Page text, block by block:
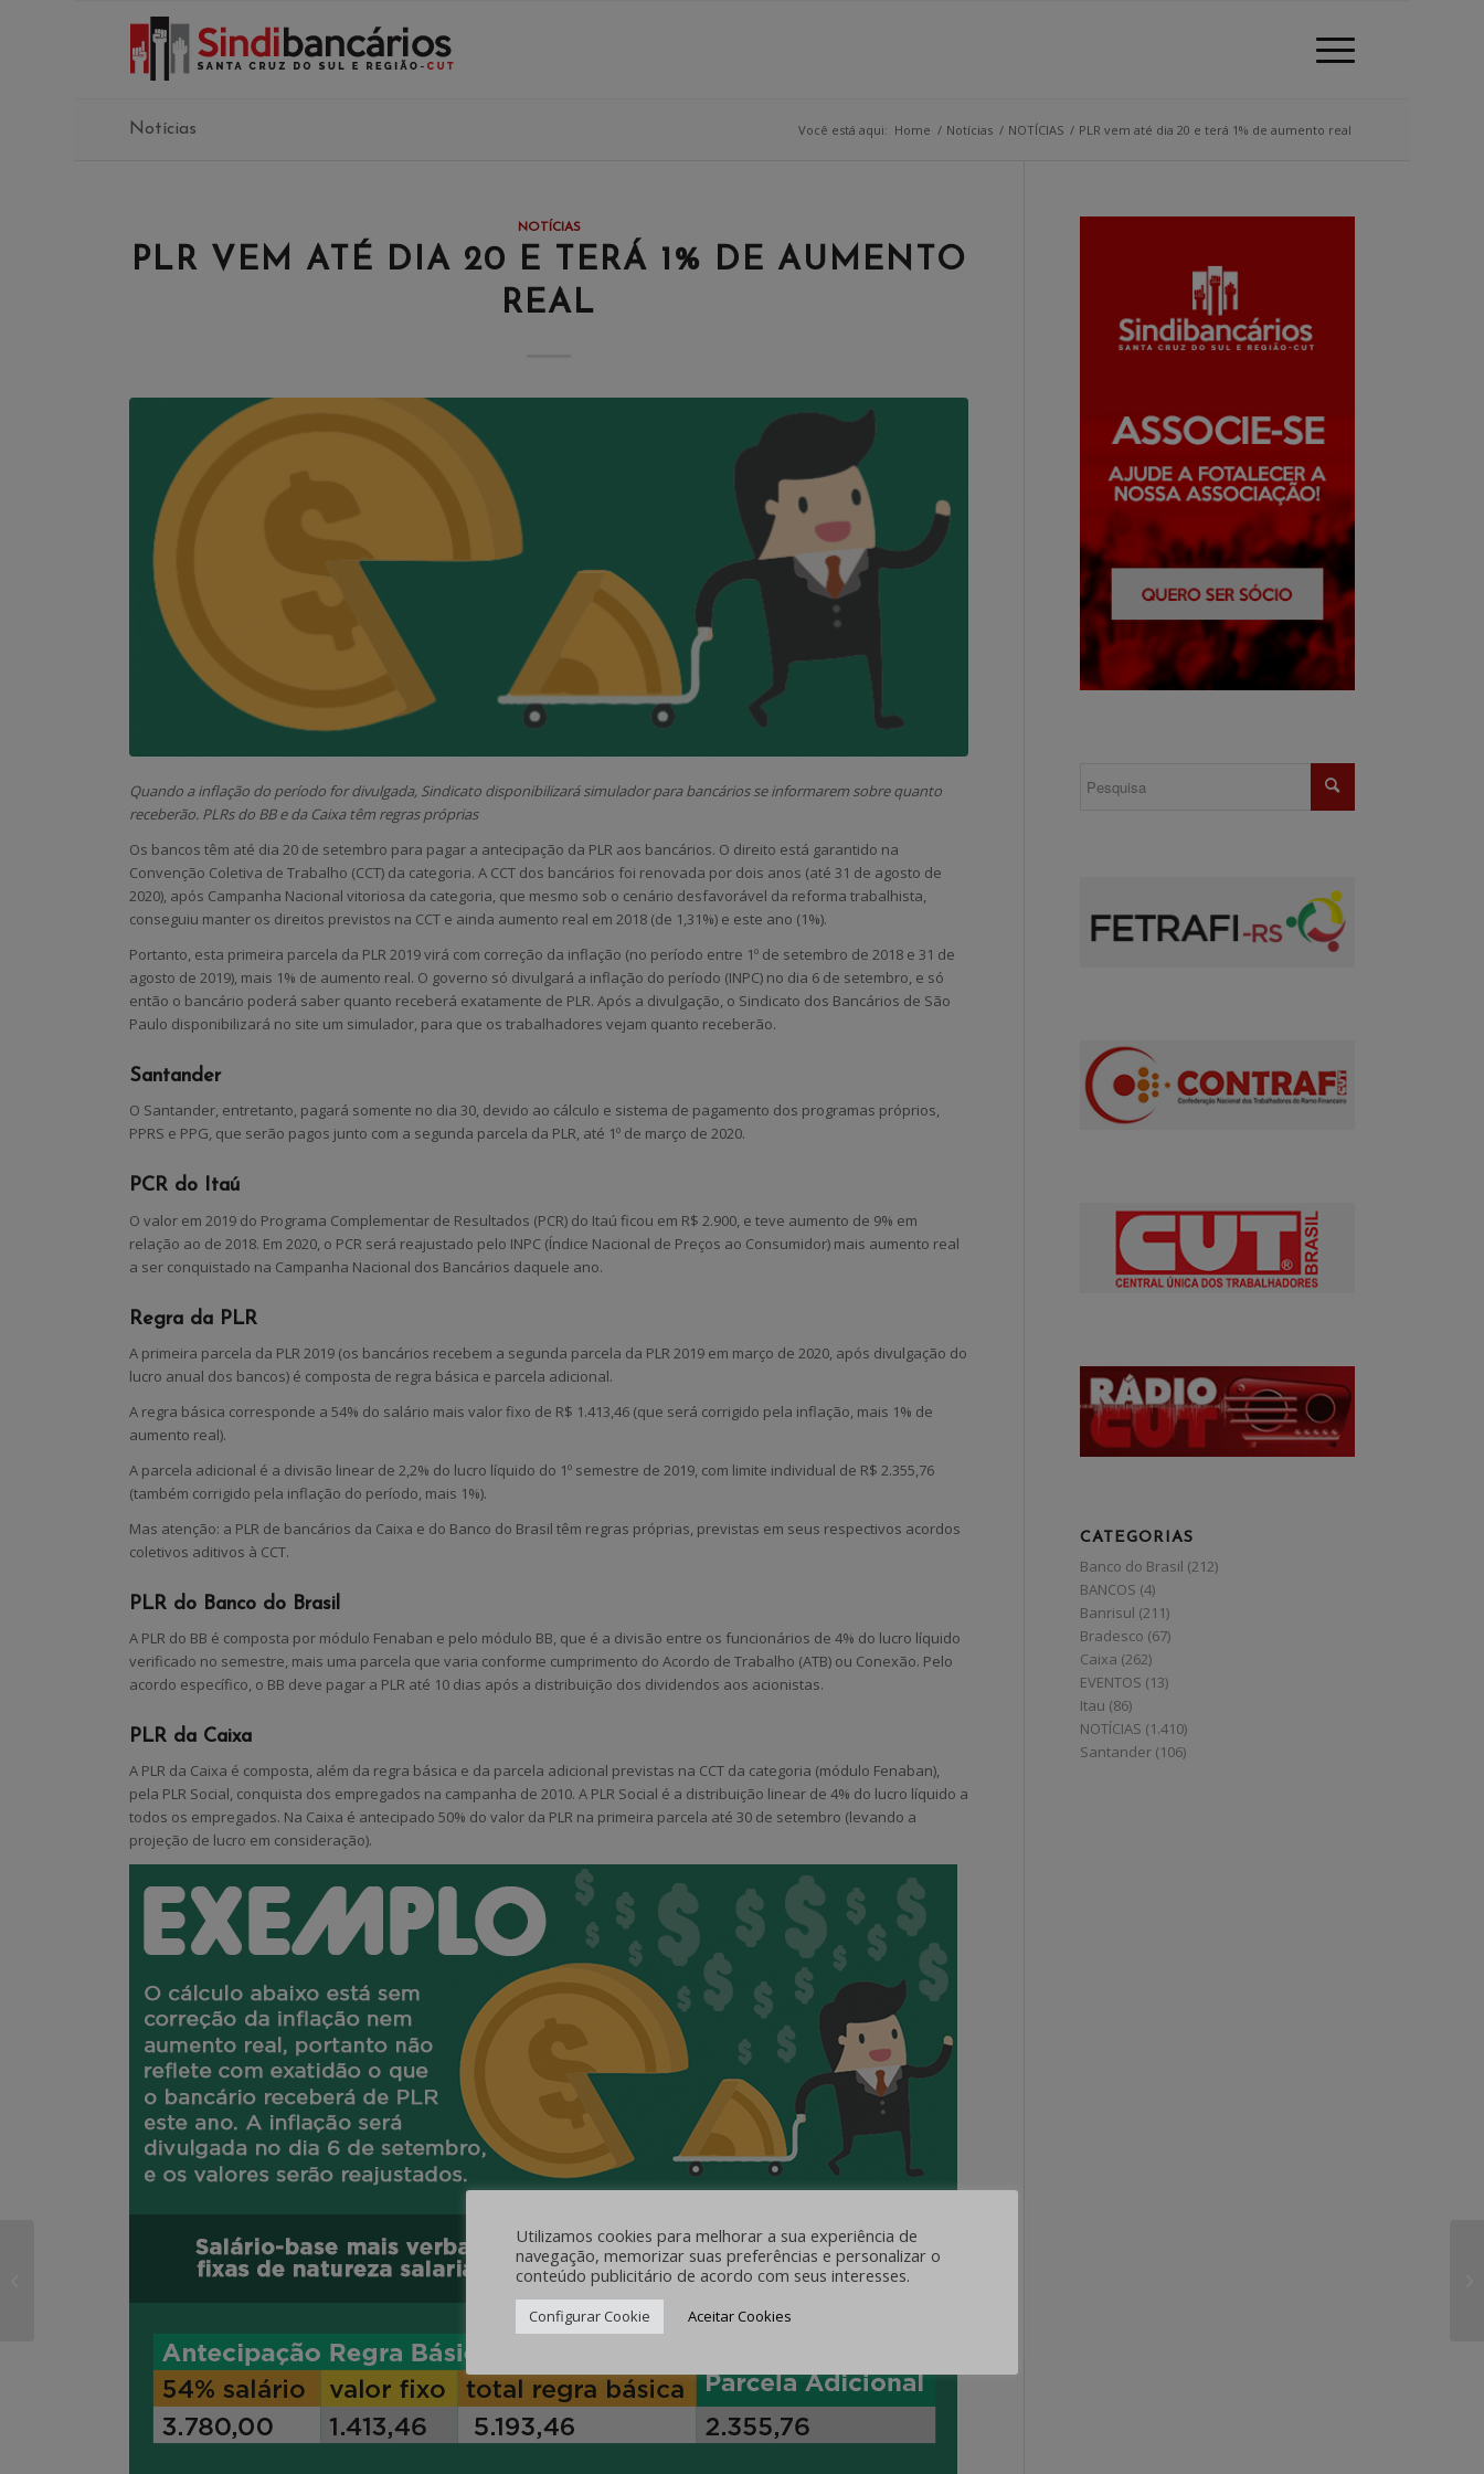
Notícias Você está aqui: Home / Notícias / NOTÍCIAS / PLR vem até dia 20 e terá 1% de aumento real
NOTÍCIAS
PLR VEM ATÉ DIA 20 E TERÁ 1% DE AUMENTO
REAL
Quando a inflação do período for divulgada, Sindicato disponibilizará simulador para bancários se informarem sobre quanto
receberão. PLRs do BB e da Caixa têm regras próprias
Os bancos têm até dia 20 de setembro para pagar a antecipação da PLR aos bancários. O direito está garantido na
Convenção Coletiva de Trabalho (CCT) da categoria. A CCT dos bancários foi renovada por dois anos (até 31 de agosto de
2020), após Campanha Nacional vitoriosa da categoria, que mesmo sob o cenário desfavorável da reforma trabalhista,
conseguiu manter os direitos previstos na CCT e ainda aumento real em 2018 (de 1,31%) e este ano (1%).
Portanto, esta primeira parcela da PLR 2019 virá com correção da inflação (no período entre 1º de setembro de 2018 e 31 de
agosto de 2019), mais 1% de aumento real. O governo só divulgará a inflação do período (INPC) no dia 6 de setembro, e só
então o bancário poderá saber quanto receberá exatamente de PLR. Após a divulgação, o Sindicato dos Bancários de São
Paulo disponibilizará no site um simulador, para que os trabalhadores vejam quanto receberão.
Santander
O Santander, entretanto, pagará somente no dia 30, devido ao cálculo e sistema de pagamento dos programas próprios,
PPRS e PPG, que serão pagos junto com a segunda parcela da PLR, até 1º de março de 2020.
PCR do Itaú
O valor em 2019 do Programa Complementar de Resultados (PCR) do Itaú ficou em R$ 2.900, e teve aumento de 9% em
relação ao de 2018. Em 2020, o PCR será reajustado pelo INPC (Índice Nacional de Preços ao Consumidor) mais aumento real
a ser conquistado na Campanha Nacional dos Bancários daquele ano.
Regra da PLR
A primeira parcela da PLR 2019 (os bancários recebem a segunda parcela da PLR 2019 em março de 2020, após divulgação do
lucro anual dos bancos) é composta de regra básica e parcela adicional.
A regra básica corresponde a 54% do salário mais valor fixo de R$ 1.413,46 (que será corrigido pela inflação, mais 1% de
aumento real).
A parcela adicional é a divisão linear de 2,2% do lucro líquido do 1º semestre de 2019, com limite individual de R$ 2.355,76
(também corrigido pela inflação do período, mais 1%).
Mas atenção: a PLR de bancários da Caixa e do Banco do Brasil têm regras próprias, previstas em seus respectivos acordos
coletivos aditivos à CCT.
PLR do Banco do Brasil
A PLR do BB é composta por módulo Fenaban e pelo módulo BB, que é a divisão entre os funcionários de 4% do lucro líquido
verificado no semestre, mais uma parcela que varia conforme cumprimento do Acordo de Trabalho (ATB) ou Conexão. Pelo
acordo específico, o BB deve pagar a PLR até 10 dias após a distribuição dos dividendos aos acionistas.
PLR da Caixa
A PLR da Caixa é composta, além da regra básica e da parcela adicional previstas na CCT da categoria (módulo Fenaban),
pela PLR Social, conquista dos empregados na campanha de 2010. A PLR Social é a distribuição linear de 4% do lucro líquido a
todos os empregados. Na Caixa é antecipado 50% do valor da PLR na primeira parcela até 30 de setembro (levando a
projeção de lucro em consideração).
CATEGORIAS
Banco do Brasil (212)
BANCOS (4)
Banrisul (211)
Bradesco (67)
Caixa (262)
EVENTOS (13)
Itau (86)
NOTÍCIAS (1.410)
Santander (106)
Utilizamos cookies para melhorar a sua experiência de
navegação, memorizar suas preferências e personalizar o
conteúdo publicitário de acordo com seus interesses.
Configurar Cookie Aceitar Cookies